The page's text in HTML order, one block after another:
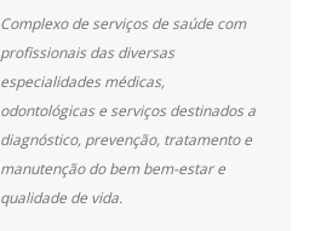
Complexo de serviços de saúde com
profissionais das diversas
especialidades médicas,
odontológicas e serviços destinados a
diagnóstico, prevenção, tratamento e
manutenção do bem bem-estar e
qualidade de vida.